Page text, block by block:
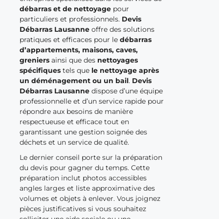
débarras et de nettoyage pour
particuliers et professionnels. Devis
Débarras Lausanne offre des solutions
pratiques et efficaces pour le débarras
d’appartements, maisons, caves,
greniers ainsi que des nettoyages
spécifiques tels que le nettoyage après
un déménagement ou un bail. Devis
Débarras Lausanne dispose d’une équipe
professionnelle et d’un service rapide pour
répondre aux besoins de manière
respectueuse et efficace tout en
garantissant une gestion soignée des
déchets et un service de qualité.
Le dernier conseil porte sur la préparation
du devis pour gagner du temps. Cette
préparation inclut photos accessibles
angles larges et liste approximative des
volumes et objets à enlever. Vous joignez
pièces justificatives si vous souhaitez